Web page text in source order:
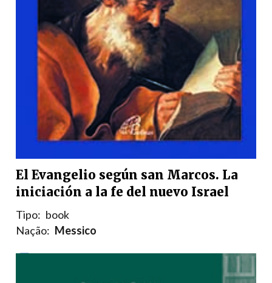
El Evangelio según san Marcos. La
iniciación a la fe del nuevo Israel
Tipo: book
Nação: Messico